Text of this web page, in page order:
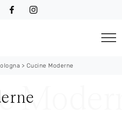
> Cucine Moderne